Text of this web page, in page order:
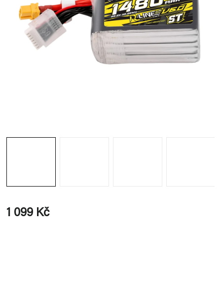
1 099 Kč